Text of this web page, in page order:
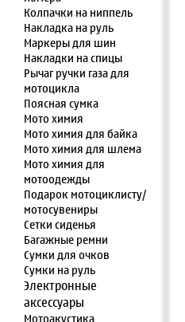
Колпачки на ниппель
Накладка на руль
Маркеры для шин
Накладки на спицы
Рычаг ручки газа для
мотоцикла
Поясная сумка
Мото химия
Мото химия для байка
Мото химия для шлема
Мото химия для
мотоодежды
Подарок мотоциклисту/
мотосувениры
Сетки сиденья
Багажные ремни
Сумки для очков
Сумки на руль
Электронные
аксессуары